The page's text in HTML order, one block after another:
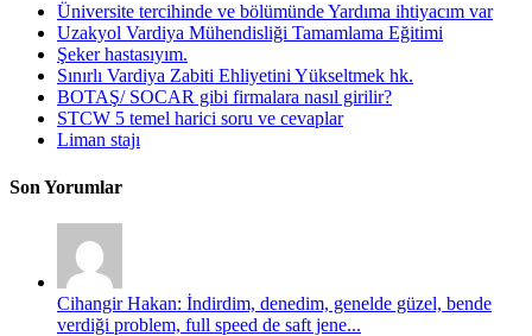
Üniversite tercihinde ve bölümünde Yardıma ihtiyacım var
Uzakyol Vardiya Mühendisliği Tamamlama Eğitimi
Şeker hastasıyım.
Sınırlı Vardiya Zabiti Ehliyetini Yükseltmek hk.
BOTAŞ/ SOCAR gibi firmalara nasıl girilir?
STCW 5 temel harici soru ve cevaplar
Liman stajı
Son Yorumlar
Cihangir Hakan: İndirdim, denedim, genelde güzel, bende
verdiği problem, full speed de saft jene...